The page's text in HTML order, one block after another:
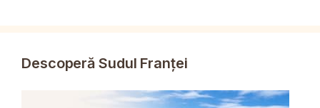
Descoperă Sudul Franței